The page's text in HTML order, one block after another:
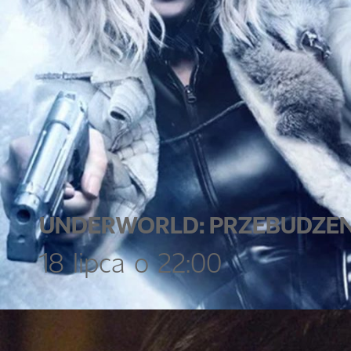
UNDERWORLD:
18 lipca o 22:00